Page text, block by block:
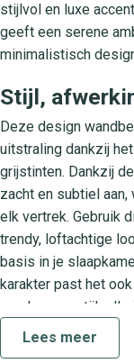
stijlvol en luxe
geeft een serene
minimalistisch
Stijl,
Deze design
uitstraling dankzij
grijstinten. Dankzij
zacht en subtiel
elk vertrek. Gebruik
trendy, loftachtige
basis in je
karakter past het
een luxe en stijlvolle
Collectie
Lees meer